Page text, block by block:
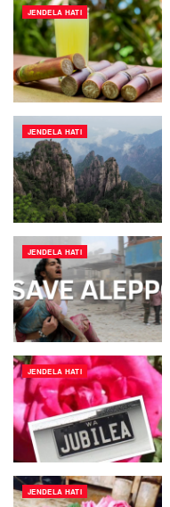
JENDELA HATI
JENDELA HATI
JENDELA HATI
JENDELA HATI
JENDELA HATI